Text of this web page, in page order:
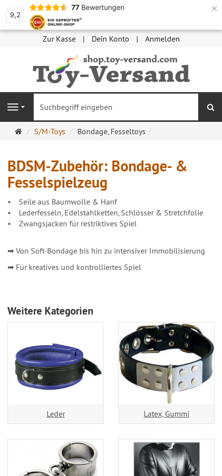
9,2
77 Bewertungen ×
Zur Kasse Dein Konto Anmelden
Navigation
Startseite
S/M-Toys Bondage, Fesseltoys
BDSM-Zubehör: Bondage- &
Fesselspielzeug
• Seile aus Baumwolle & Hanf
• Lederfesseln, Edelstahlketten, Schlösser & Stretchfolie
• Zwangsjacken für restriktives Spiel
➡ Von Soft-Bondage bis hin zu intensiver Immobilisierung
➡ Für kreatives und kontrolliertes Spiel
Weitere Kategorien
Leder Latex, Gummi